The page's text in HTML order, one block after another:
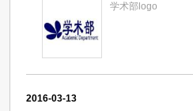
学术部logo
2016-03-13